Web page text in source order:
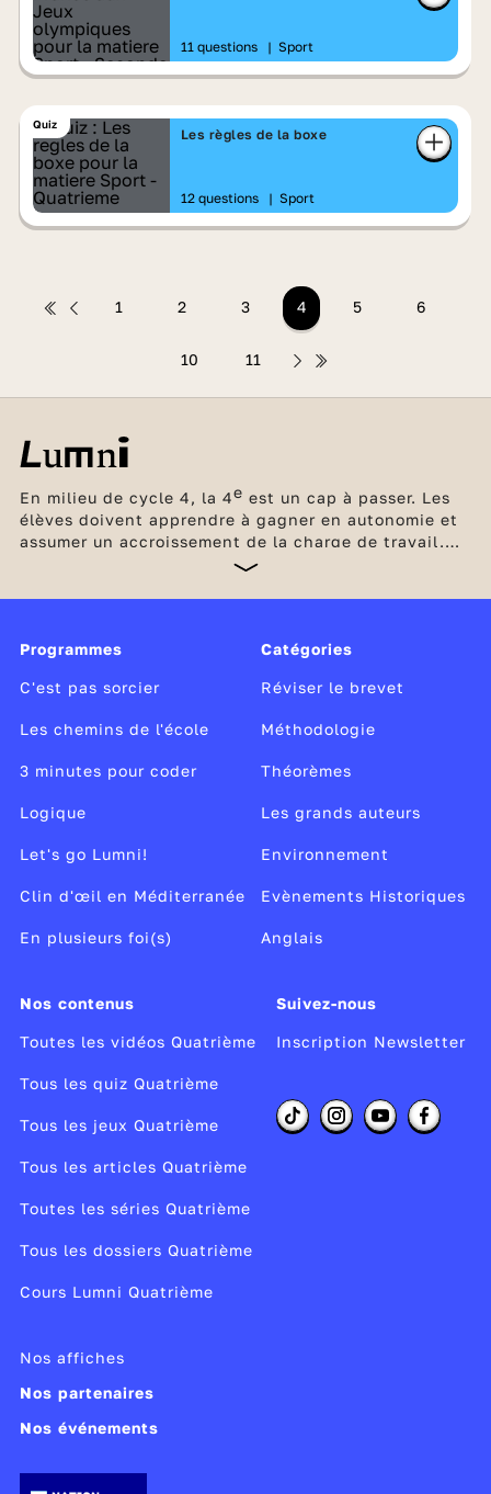
11 questions | Sport
Quiz
Les règles de la boxe
12 questions | Sport
1 2 3 4 5 6
10 11
En milieu de cycle 4, la 4e est un cap à passer. Les
élèves doivent apprendre à gagner en autonomie et
assumer un accroissement de la charge de travail.
Les enseignements deviennent plus denses et plus
(accompagnement personnalisé). Chaque élève
Programmes
C'est pas sorcier
Les chemins de l'école
3 minutes pour coder
Logique
Let's go Lumni!
Clin d'œil en Méditerranée
En plusieurs foi(s)
Catégories
Réviser le brevet
Méthodologie
Théorèmes
Les grands auteurs
Environnement
Evènements Historiques
Anglais
Nos contenus
Toutes les vidéos Quatrième
Tous les quiz Quatrième
Tous les jeux Quatrième
Tous les articles Quatrième
Toutes les séries Quatrième
Tous les dossiers Quatrième
Cours Lumni Quatrième
Suivez-nous
Inscription Newsletter
Nos affiches
Nos partenaires
Nos événements